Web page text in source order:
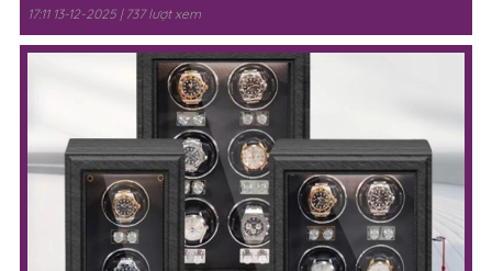
Hộp Đựng Đồng Hồ Cơ Cao Cấp: Bảo Quản Đồng Hồ An
Toàn, Sang Trọng
17:11 13-12-2025 | 737 lượt xem